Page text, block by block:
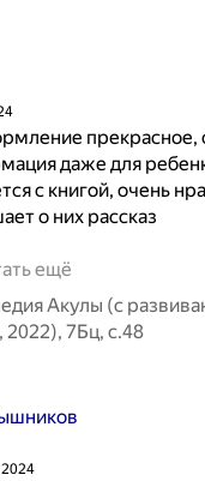
прекрасное,
даже для
с книгой, очень
о них рассказ
ещё
Акулы (с
2022), 7Бц, c.48
2024